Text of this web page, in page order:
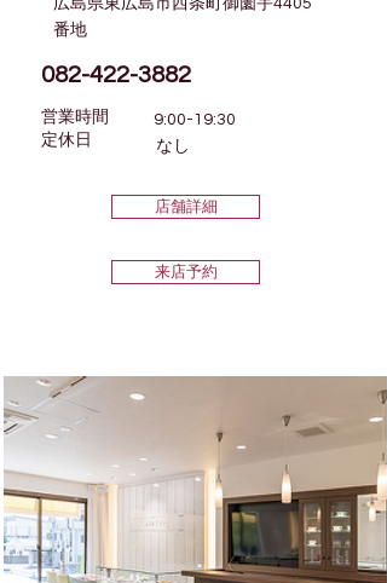
広島県東広島市西条町御薗宇4405
番地
082-422-3882
営業時間
​定休日
9:00-19:30
なし
店舗詳細
来店予約